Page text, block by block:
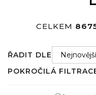
CELKEM
ŘADIT DLE
POKROČILÁ